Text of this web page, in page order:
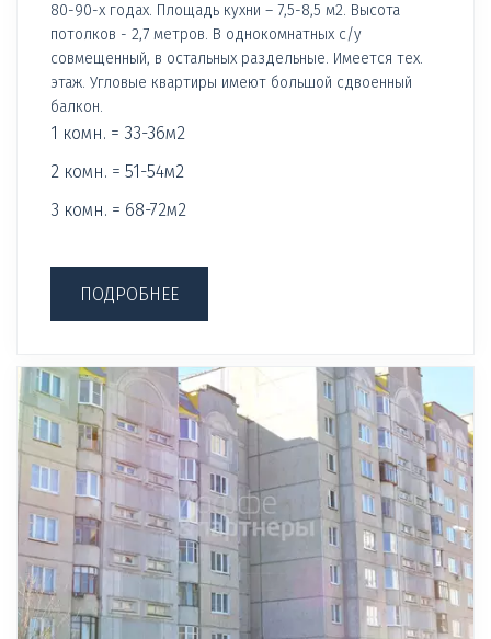
80-90-х годах. Площадь кухни – 7,5-8,5 м2. Высота
потолков - 2,7 метров. В однокомнатных с/у
совмещенный, в остальных раздельные. Имеется тех.
этаж. Угловые квартиры имеют большой сдвоенный
балкон.
1 комн. = 33-36м2
2 комн. = 51-54м2
3 комн. = 68-72м2
ПОДРОБНЕЕ